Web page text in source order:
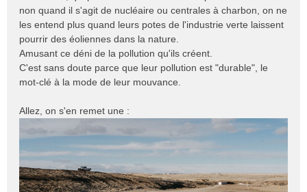
s
a
g
e
n
n
u
non quand il s'agit de nucléaire ou centrales à charbon, on ne
les entend plus quand leurs potes de l'industrie verte laissent
pourrir des éoliennes dans la nature.
Amusant ce déni de la pollution qu'ils créent.
C'est sans doute parce que leur pollution est "durable", le
mot-clé à la mode de leur mouvance.
Allez, on s'en remet une :